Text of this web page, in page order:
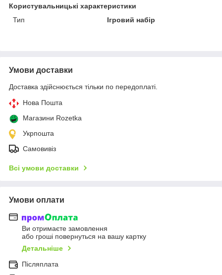
Користувальницькі характеристики
Тип
Ігровий набір
Умови доставки
Доставка здійснюється тільки по передоплаті.
Нова Пошта
Магазини Rozetka
Укрпошта
Самовивіз
Всі умови доставки
Умови оплати
Ви отримаєте замовлення
або гроші повернуться на вашу картку
Детальніше
Післяплата